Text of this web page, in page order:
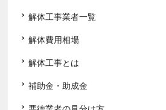
解体工事業者一覧
解体費用相場
解体工事とは
補助金・助成金